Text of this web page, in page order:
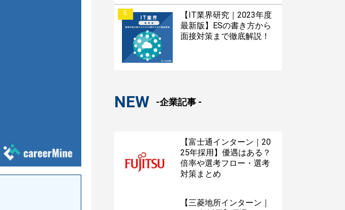
5
【IT業界研究｜2023年度
最新版】ESの書き方から
面接対策まで徹底解説！
NEW -企業記事 -
【富士通インターン｜20
25年採用】優遇はある？
倍率や選考フロー・選考
対策まとめ
【三菱地所インターン｜